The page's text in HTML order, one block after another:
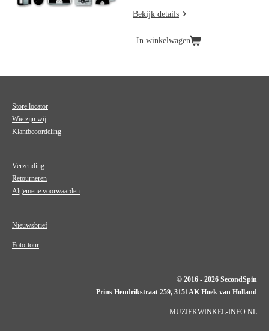
Bekijk details
In winkelwagen
Store locator
Wie zijn wij
Klantbeoordeling
Verzending
Retourneren
Algemene voorwaarden
Nieuwsbrief
Foto-tour
© 2016 - 2026 SecondSpin
Prins Hendrikstraat 259, 3151AK Hoek van Holland
MUZIEKWINKEL-INFO.NL